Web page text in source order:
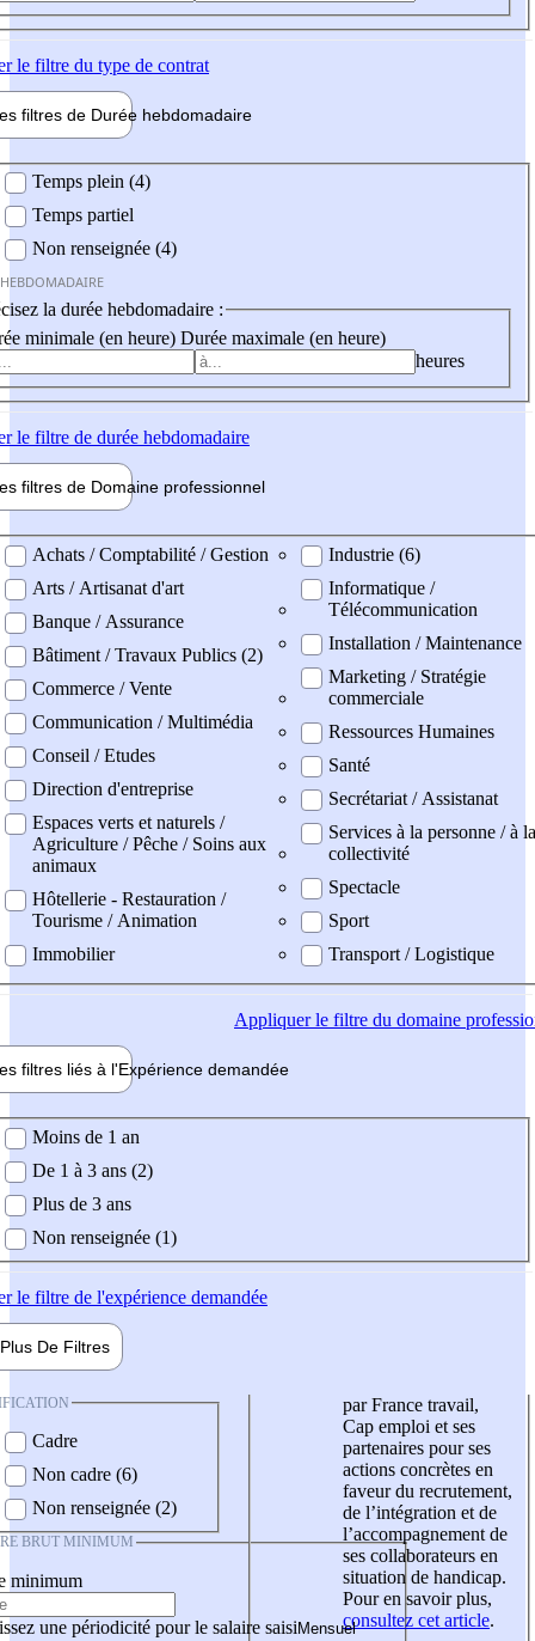
le filtre du type de contrat
filtres de Durée hebdomadaire
Temps plein (4)
Temps partiel
Non renseignée (4)
la durée hebdomadaire :
minimale (en heure) Durée maximale (en heure)
heures
le filtre de durée hebdomadaire
filtres de Domaine professionnel
professionel
Achats / Comptabilité / Gestion
Arts / Artisanat d'art
Banque / Assurance
Bâtiment / Travaux Publics (2)
Commerce / Vente
Communication / Multimédia
Conseil / Etudes
Direction d'entreprise
Espaces verts et naturels /
Agriculture / Pêche / Soins aux
animaux
Hôtellerie - Restauration /
Tourisme / Animation
Immobilier
Industrie (6)
Informatique /
Télécommunication
Installation / Maintenance
Marketing / Stratégie
commerciale
Ressources Humaines
Santé
Secrétariat / Assistanat
Services à la personne / à la
collectivité
Spectacle
Sport
Transport / Logistique
Appliquerle filtre du domaine
filtres liés à l'Expérience demandée
demandée
Moins de 1 an
De 1 à 3 ans (2)
Plus de 3 ans
Non renseignée (1)
le filtre de l'expérience demandée
Plus De Filtres
Cadre
Non cadre (6)
Non renseignée (2)
BRUT MINIMUM
minimum
une périodicité pour le salaire saisi
par France travail,
Cap emploi et ses
partenaires pour ses
actions concrètes en
faveur du recrutement,
de l’intégration et de
l’accompagnement de
ses collaborateurs en
situation de handicap.
Pour en savoir plus,
consultez cet article.